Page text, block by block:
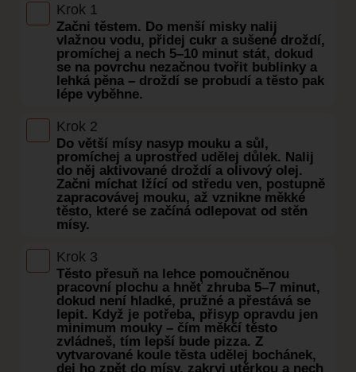
Krok 1
Začni těstem. Do menší misky nalij
vlažnou vodu, přidej cukr a sušené droždí,
promíchej a nech 5–10 minut stát, dokud
se na povrchu nezačnou tvořit bublinky a
lehká pěna – droždí se probudí a těsto pak
lépe vyběhne.
Krok 2
Do větší mísy nasyp mouku a sůl,
promíchej a uprostřed udělej důlek. Nalij
do něj aktivované droždí a olivový olej.
Začni míchat lžící od středu ven, postupně
zapracovávej mouku, až vznikne měkké
těsto, které se začíná odlepovat od stěn
mísy.
Krok 3
Těsto přesuň na lehce pomoučněnou
pracovní plochu a hněť zhruba 5–7 minut,
dokud není hladké, pružné a přestává se
lepit. Když je potřeba, přisyp opravdu jen
minimum mouky – čím měkčí těsto
zvládneš, tím lepší bude pizza. Z
vytvarované koule těsta udělej bochánek,
dej ho zpět do mísy, zakryj utěrkou a nech